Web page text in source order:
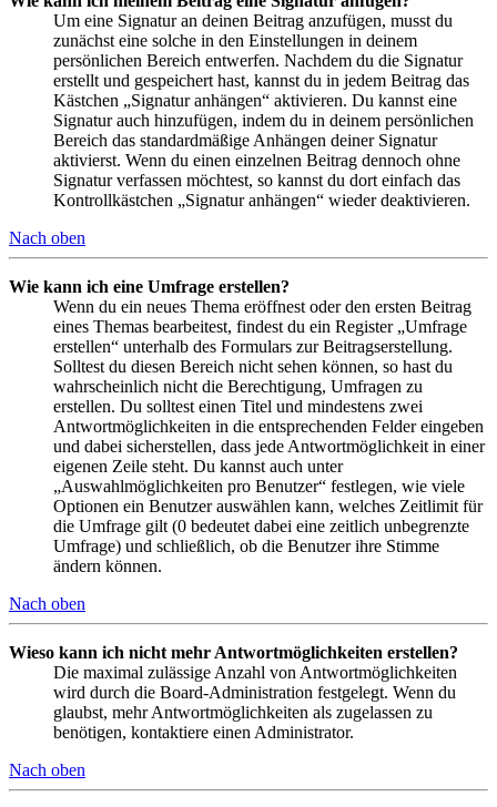
Um eine Signatur an deinen Beitrag anzufügen, musst du
zunächst eine solche in den Einstellungen in deinem
persönlichen Bereich entwerfen. Nachdem du die Signatur
erstellt und gespeichert hast, kannst du in jedem Beitrag das
Kästchen „Signatur anhängen“ aktivieren. Du kannst eine
Signatur auch hinzufügen, indem du in deinem persönlichen
Bereich das standardmäßige Anhängen deiner Signatur
aktivierst. Wenn du einen einzelnen Beitrag dennoch ohne
Signatur verfassen möchtest, so kannst du dort einfach das
Kontrollkästchen „Signatur anhängen“ wieder deaktivieren.
Nach oben
Wie kann ich eine Umfrage erstellen?
Wenn du ein neues Thema eröffnest oder den ersten Beitrag
eines Themas bearbeitest, findest du ein Register „Umfrage
erstellen“ unterhalb des Formulars zur Beitragserstellung.
Solltest du diesen Bereich nicht sehen können, so hast du
wahrscheinlich nicht die Berechtigung, Umfragen zu
erstellen. Du solltest einen Titel und mindestens zwei
Antwortmöglichkeiten in die entsprechenden Felder eingeben
und dabei sicherstellen, dass jede Antwortmöglichkeit in einer
eigenen Zeile steht. Du kannst auch unter
„Auswahlmöglichkeiten pro Benutzer“ festlegen, wie viele
Optionen ein Benutzer auswählen kann, welches Zeitlimit für
die Umfrage gilt (0 bedeutet dabei eine zeitlich unbegrenzte
Umfrage) und schließlich, ob die Benutzer ihre Stimme
ändern können.
Nach oben
Wieso kann ich nicht mehr Antwortmöglichkeiten erstellen?
Die maximal zulässige Anzahl von Antwortmöglichkeiten
wird durch die Board-Administration festgelegt. Wenn du
glaubst, mehr Antwortmöglichkeiten als zugelassen zu
benötigen, kontaktiere einen Administrator.
Nach oben